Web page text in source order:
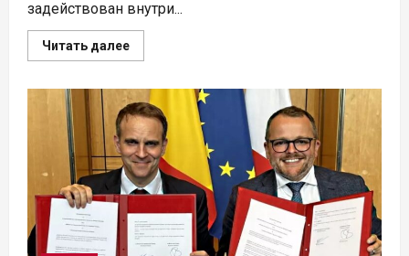
задействован внутри...
Читать далееПрочитать
больше
робот
впервые
заменил
человека
в
активном
ядерном
боксе